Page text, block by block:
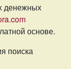
денежных
основе.
поиска